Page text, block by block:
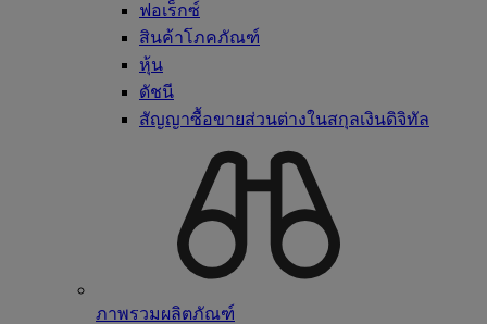
ฟอเร็กซ์
สินค้าโภคภัณฑ์
หุ้น
ดัชนี
สัญญาซื้อขายส่วนต่างในสกุลเงินดิจิทัล
ภาพรวมผลิตภัณฑ์